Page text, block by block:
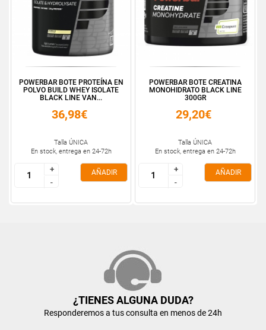
POWERBAR BOTE PROTEÍNA EN
POLVO BUILD WHEY ISOLATE
BLACK LINE VAN...
36,98€
Talla ÚNICA
En stock, entrega en 24-72h
+
-
+
-
AÑADIR
POWERBAR BOTE CREATINA
MONOHIDRATO BLACK LINE
300GR
29,20€
Talla ÚNICA
En stock, entrega en 24-72h
+
-
+
-
AÑADIR
¿TIENES ALGUNA DUDA?
Responderemos a tus consulta en menos de 24h